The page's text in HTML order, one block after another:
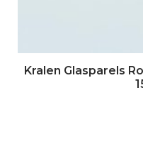
Kralen Glasparels